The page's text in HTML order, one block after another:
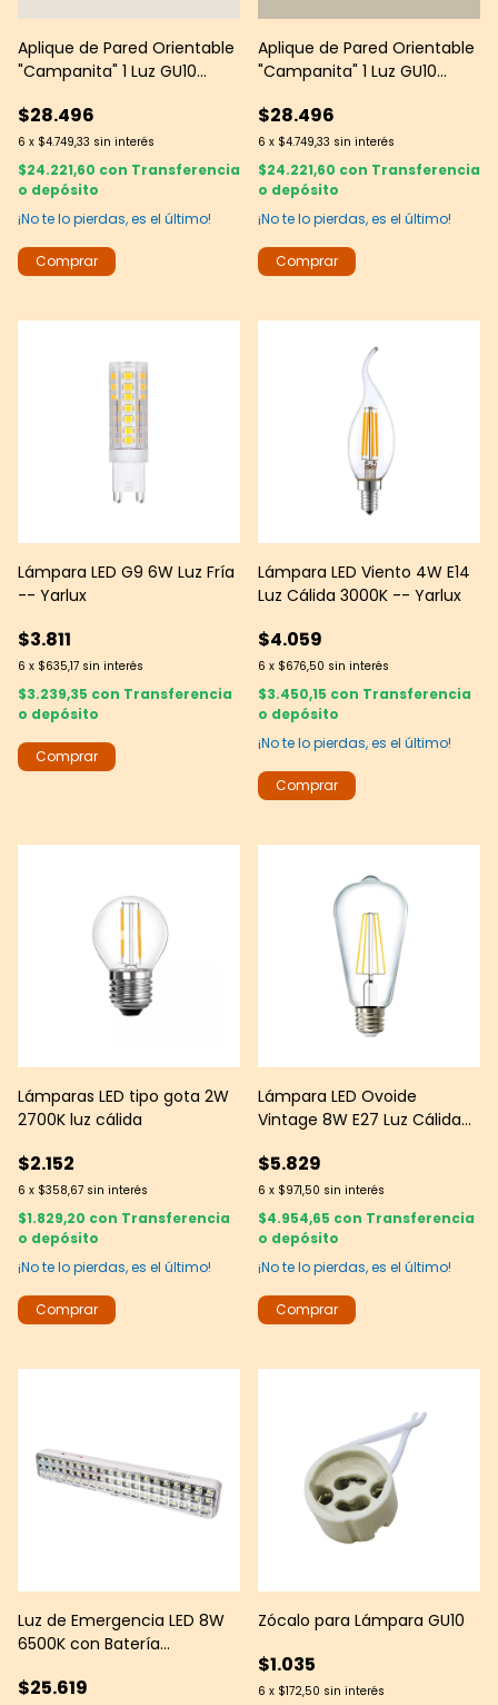
Aplique de Pared Orientable
"Campanita" 1 Luz GU10
$28.496
6 x $4.749,33 sin interés
$24.221,60 con Transferencia
o depósito
¡No te lo pierdas, es el último!
Aplique de Pared Orientable
"Campanita" 1 Luz GU10
$28.496
6 x $4.749,33 sin interés
$24.221,60 con Transferencia
o depósito
¡No te lo pierdas, es el último!
Lámpara LED G9 6W Luz Fría
-- Yarlux
$3.811
6 x $635,17 sin interés
$3.239,35 con Transferencia
o depósito
Lámpara LED Viento 4W E14
Luz Cálida 3000K -- Yarlux
$4.059
6 x $676,50 sin interés
$3.450,15 con Transferencia
o depósito
¡No te lo pierdas, es el último!
Lámparas LED tipo gota 2W
2700K luz cálida
$2.152
6 x $358,67 sin interés
$1.829,20 con Transferencia
o depósito
¡No te lo pierdas, es el último!
Lámpara LED Ovoide
Vintage 8W E27 Luz Cálida
$5.829
6 x $971,50 sin interés
$4.954,65 con Transferencia
o depósito
¡No te lo pierdas, es el último!
Luz de Emergencia LED 8W
6500K con Batería
$25.619
Zócalo para Lámpara GU10
$1.035
6 x $172,50 sin interés